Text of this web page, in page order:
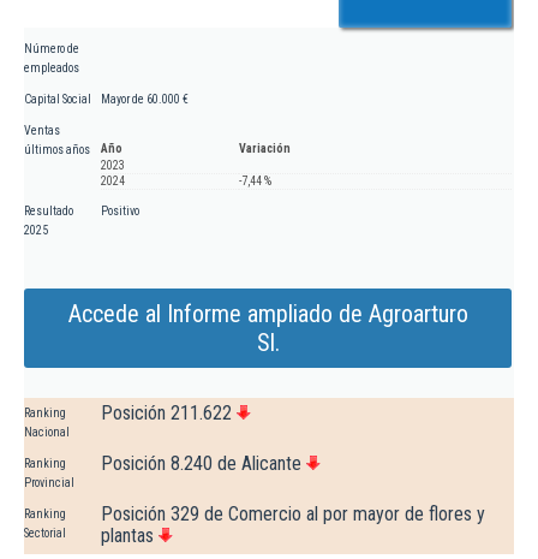
Número de
empleados
Capital Social Mayor de 60.000 €
Ventas
últimos años
Año
Variación
2023
2024
-7,44 %
Resultado
2025
Positivo
Accede al Informe ampliado de Agroarturo
Sl.
Ranking
Nacional
Posición 211.622
Ranking
Provincial
Posición 8.240 de Alicante
Ranking
Sectorial
Posición 329 de Comercio al por mayor de flores y
plantas